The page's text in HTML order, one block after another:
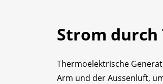
Strom
Thermoelektrische
Arm und der Aussenluft,